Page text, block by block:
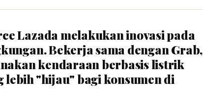
Lazada melakukan inovasi pada
Bekerja sama dengan Grab,
kendaraan berbasis listrik
lebih "hijau" bagi konsumen di